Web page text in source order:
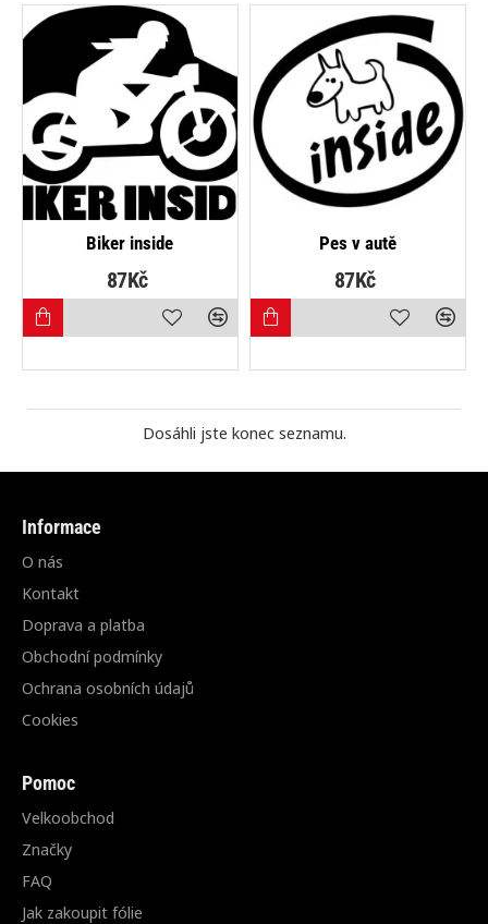
Biker inside
87Kč
Pes v autě
87Kč
Dosáhli jste konec seznamu.
Informace
O nás
Kontakt
Doprava a platba
Obchodní podmínky
Ochrana osobních údajů
Cookies
Pomoc
Velkoobchod
Značky
FAQ
Jak zakoupit fólie